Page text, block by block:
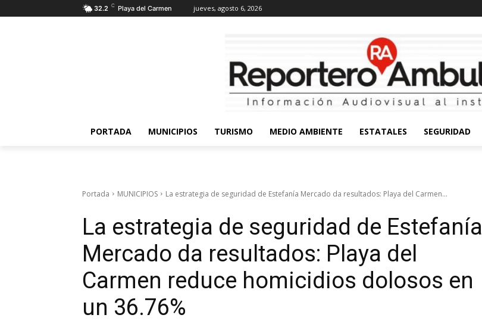
32.2 C Playa del Carmen jueves, agosto 6, 2026
PORTADA MUNICIPIOS TURISMO MEDIO AMBIENTE ESTATALES SEGURIDAD
Portada MUNICIPIOS La estrategia de seguridad de Estefanía Mercado da resultados: Playa del Carmen...
La estrategia de seguridad de Estefanía
Mercado da resultados: Playa del
Carmen reduce homicidios dolosos en
un 36.76%